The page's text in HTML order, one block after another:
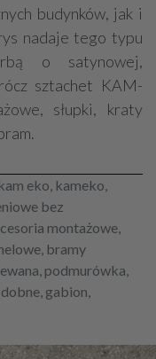
budynków, jak i
nadaje tego typu
o satynowej,
sztachet KAM-
słupki, kraty
eko, kameko,
bez
montażowe,
bramy
podmurówka,
gabion,